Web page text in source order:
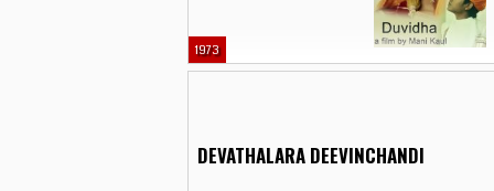
1973
DEVATHALARA DEEVINCHANDI